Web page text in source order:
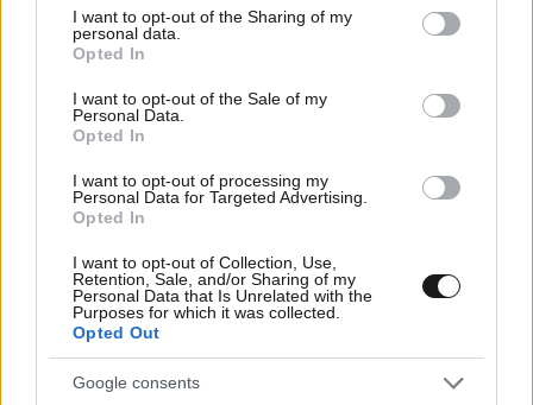
not limited to your visit or usage behaviour. You may click to
grant or deny consent to Google and its third-party tags to
use your data for below specified purposes in below Google
consent section.
I want to opt-out of the Sharing of my
personal data.
Opted In
I want to opt-out of the Sale of my
Personal Data.
Opted In
I want to opt-out of processing my
Personal Data for Targeted Advertising.
Opted In
I want to opt-out of Collection, Use,
Retention, Sale, and/or Sharing of my
Personal Data that Is Unrelated with the
Purposes for which it was collected.
Opted Out
Google consents
03·06·2013 18:02